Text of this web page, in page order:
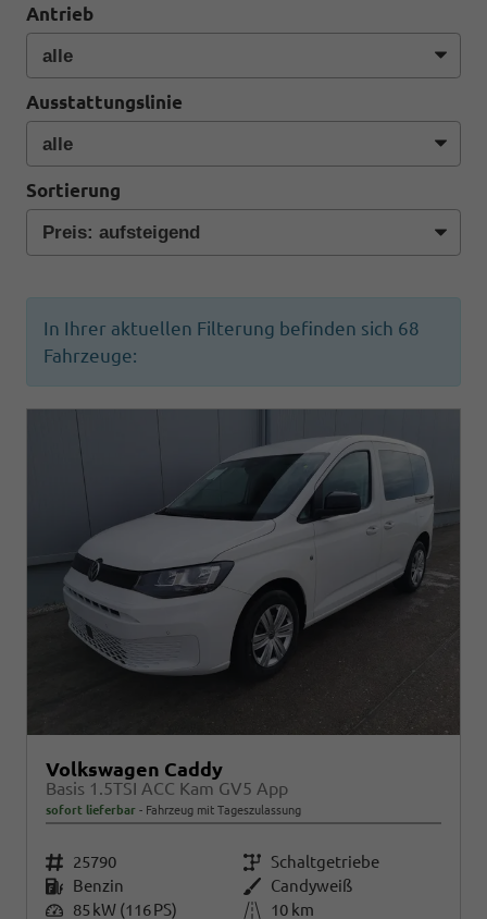
Antrieb
Ausstattungslinie
Sortierung
In Ihrer aktuellen Filterung befinden sich 68
Fahrzeuge:
Volkswagen Caddy
Basis 1.5TSI ACC Kam GV5 App
sofort lieferbar Fahrzeug mit Tageszulassung
Fahrzeugnr. 25790 Getriebe Schaltgetriebe
Kraftstoff Benzin Außenfarbe Candyweiß
Leistung 85 kW (116 PS) Kilometerstand
10 km